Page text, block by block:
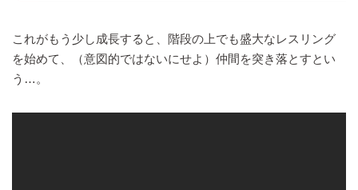
これがもう少し成長すると、階段の上でも盛大なレスリング
を始めて、（意図的ではないにせよ）仲間を突き落とすとい
う…。